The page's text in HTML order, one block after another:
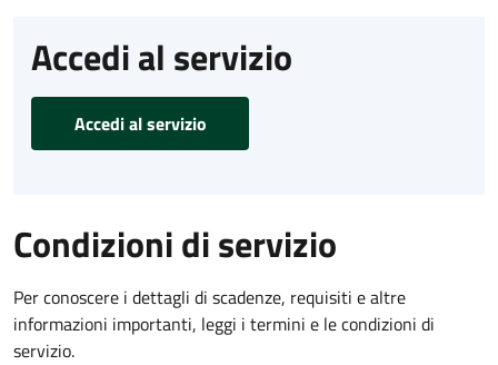
Accedi al servizio
Accedi al servizio
Condizioni di servizio
Per conoscere i dettagli di scadenze, requisiti e altre
informazioni importanti, leggi i termini e le condizioni di
servizio.